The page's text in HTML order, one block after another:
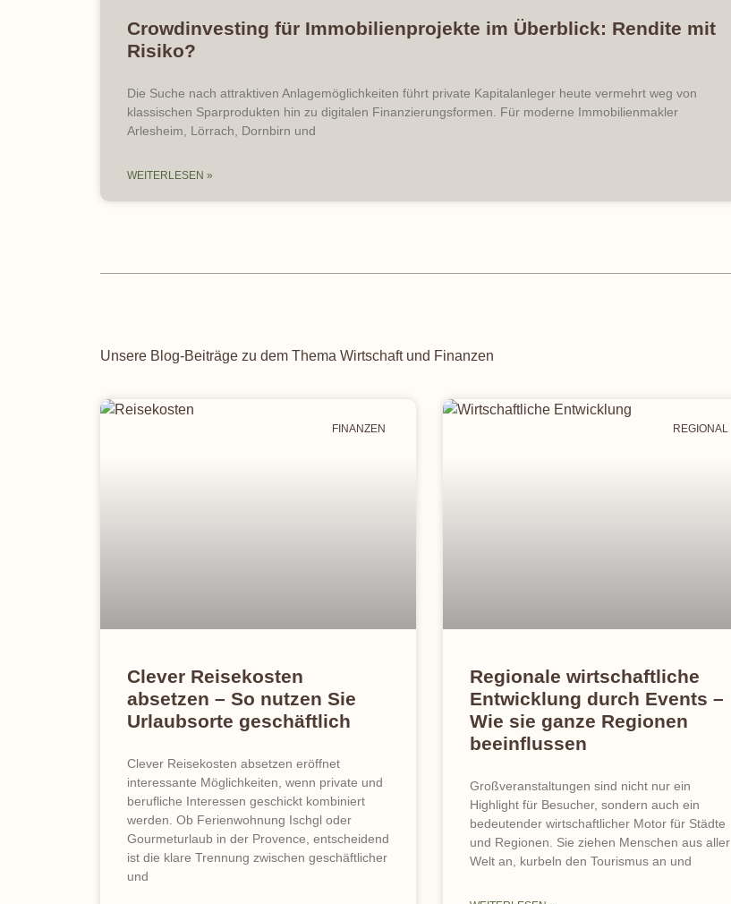
Crowdinvesting für Immobilienprojekte im Überblick: Rendite mit
Risiko?
Die Suche nach attraktiven Anlagemöglichkeiten führt private Kapitalanleger heute vermehrt weg von
klassischen Sparprodukten hin zu digitalen Finanzierungsformen. Für moderne Immobilienmakler
Arlesheim, Lörrach, Dornbirn und
WEITERLESEN »
Unsere Blog-Beiträge zu dem Thema Wirtschaft und Finanzen
FINANZEN
Clever Reisekosten
absetzen – So nutzen Sie
Urlaubsorte geschäftlich
Clever Reisekosten absetzen eröffnet
interessante Möglichkeiten, wenn private und
berufliche Interessen geschickt kombiniert
werden. Ob Ferienwohnung Ischgl oder
Gourmeturlaub in der Provence, entscheidend
ist die klare Trennung zwischen geschäftlicher
und
REGIONAL
Regionale wirtschaftliche
Entwicklung durch Events –
Wie sie ganze Regionen
beeinflussen
Großveranstaltungen sind nicht nur ein
Highlight für Besucher, sondern auch ein
bedeutender wirtschaftlicher Motor für Städte
und Regionen. Sie ziehen Menschen aus aller
Welt an, kurbeln den Tourismus an und